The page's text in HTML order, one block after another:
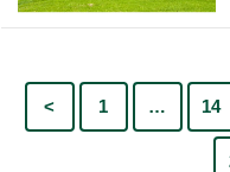
< 1 … 14